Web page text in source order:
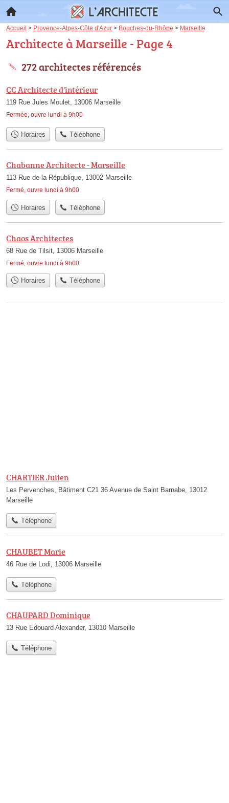
Accueil > Provence-Alpes-Côte d'Azur > Bouches-du-Rhône > Marseille
Architecte à Marseille - Page 4
272 architectes référencés
CC Architecte d'intérieur
119 Rue Jules Moulet, 13006 Marseille
Fermée, ouvre lundi à 9h00
Horaires Téléphone
Chabanne Architecte - Marseille
113 Rue de la République, 13002 Marseille
Fermé, ouvre lundi à 9h00
Horaires Téléphone
Chaos Architectes
68 Rue de Tilsit, 13006 Marseille
Fermé, ouvre lundi à 9h00
Horaires Téléphone
CHARTIER Julien
Les Pervenches, Bâtiment C21 36 Avenue de Saint Barnabe, 13012
Marseille
Téléphone
CHAUBET Marie
46 Rue de Lodi, 13006 Marseille
Téléphone
CHAUPARD Dominique
13 Rue Edouard Alexander, 13010 Marseille
Téléphone